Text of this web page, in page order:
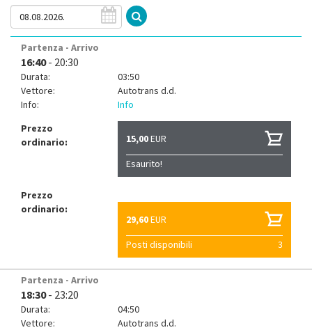
Partenza - Arrivo
16:40- 20:30
Durata:
03:50
Vettore:
Autotrans d.d.
Info:
Info
Prezzo
ordinario:
15,00EUR
Esaurito!
Prezzo
ordinario:
29,60EUR
Posti disponibili
3
Partenza - Arrivo
18:30- 23:20
Durata:
04:50
Vettore:
Autotrans d.d.